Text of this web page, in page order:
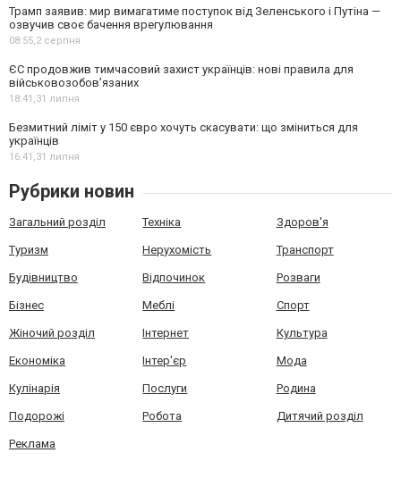
Трамп заявив: мир вимагатиме поступок від Зеленського і Путіна —
озвучив своє бачення врегулювання
08:55,2 серпня
ЄС продовжив тимчасовий захист українців: нові правила для
військовозобов’язаних
18:41,31 липня
Безмитний ліміт у 150 євро хочуть скасувати: що зміниться для
українців
16:41,31 липня
Рубрики новин
Загальний розділ Техніка Здоров'я
Туризм Нерухомість Транспорт
Будівництво Відпочинок Розваги
Бізнес Меблі Спорт
Жіночий розділ Інтернет Культура
Економіка Інтер'єр Мода
Кулінарія Послуги Родина
Подорожі Робота Дитячий розділ
Реклама